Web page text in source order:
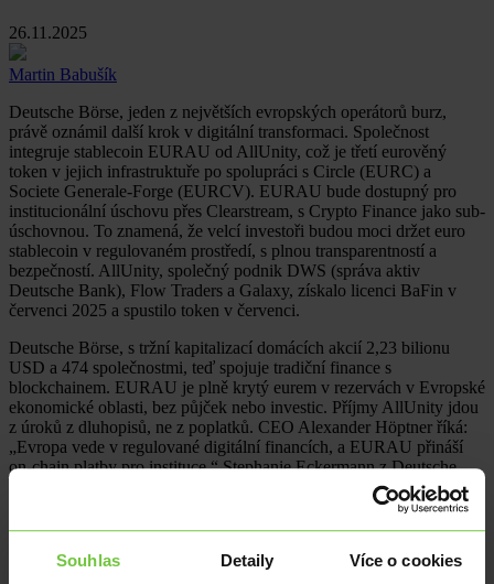
Souhlas Detaily Více o cookies
26.11.2025
Martin Babušík
Deutsche Börse, jeden z největších evropských operátorů burz,
právě oznámil další krok v digitální transformaci. Společnost
integruje stablecoin EURAU od AllUnity, což je třetí eurověný
token v jejich infrastruktuře po spolupráci s Circle (EURC) a
Societe Generale-Forge (EURCV). EURAU bude dostupný pro
institucionální úschovu přes Clearstream, s Crypto Finance jako sub-
úschovnou. To znamená, že velcí investoři budou moci držet euro
stablecoin v regulovaném prostředí, s plnou transparentností a
bezpečností. AllUnity, společný podnik DWS (správa aktiv
Deutsche Bank), Flow Traders a Galaxy, získalo licenci BaFin v
červenci 2025 a spustilo token v červenci.
Deutsche Börse, s tržní kapitalizací domácích akcií 2,23 bilionu
USD a 474 společnostmi, teď spojuje tradiční finance s
blockchainem. EURAU je plně krytý eurem v rezervách v Evropské
ekonomické oblasti, bez půjček nebo investic. Příjmy AllUnity jdou
z úroků z dluhopisů, ne z poplatků. CEO Alexander Höptner říká:
„Evropa vede v regulované digitální financích, a EURAU přináší
on-chain platby pro instituce.“ Stephanie Eckermann z Deutsche
Börse dodává: „Stavíme most mezi klasickými trhy a digitálními
rozšíření na celé portfolio, včetně obchodování a vypořádání. To by